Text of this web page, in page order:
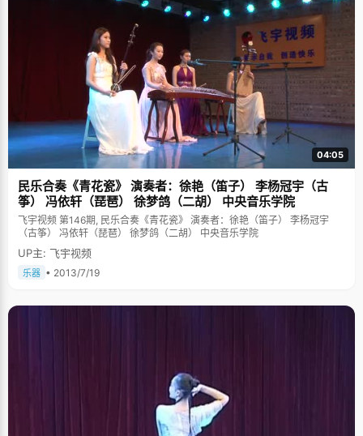
04:05
民乐合奏《青花瓷》 演奏者：徐艳（笛子） 李杨冠宇（古
筝） 冯依轩（琵琶） 徐梦鸽（二胡） 中央音乐学院
飞宇视频 第146期, 民乐合奏《青花瓷》 演奏者：徐艳（笛子） 李杨冠宇
（古筝） 冯依轩（琵琶） 徐梦鸽（二胡） 中央音乐学院
UP主: 飞宇视频
乐器 • 2013/7/19